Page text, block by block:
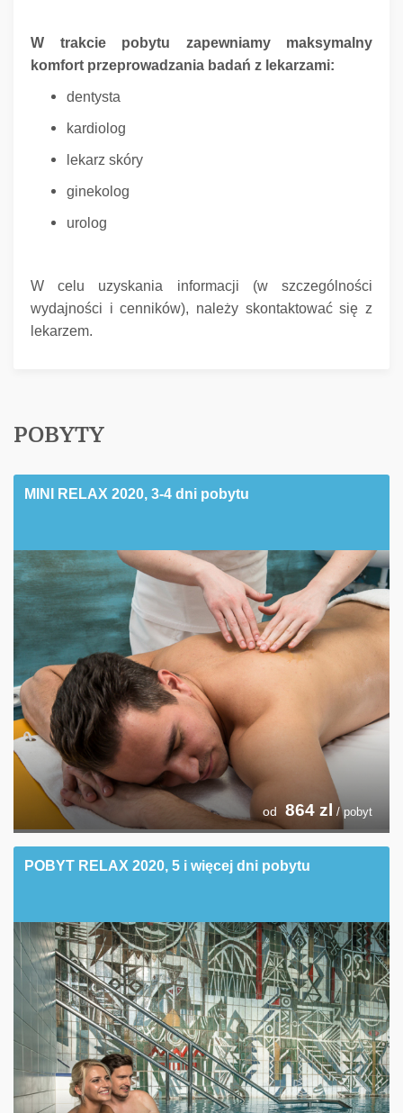
W trakcie pobytu zapewniamy maksymalny
komfort przeprowadzania badań z lekarzami:
dentysta
kardiolog
lekarz skóry
ginekolog
urolog
W celu uzyskania informacji (w szczególności
wydajności i cenników), należy skontaktować się z
lekarzem.
POBYTY
MINI RELAX 2020, 3-4 dni pobytu
od 864 zl / pobyt
POBYT RELAX 2020, 5 i więcej dni pobytu